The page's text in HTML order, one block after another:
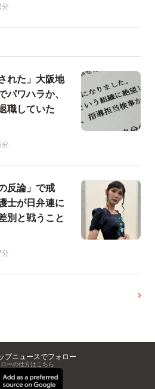
れた」大阪地
ワハラか、
職していた
反論」で戒
士が日弁連に
別と戦うこと
プニュースでフォロー
ーの仕方はこちら